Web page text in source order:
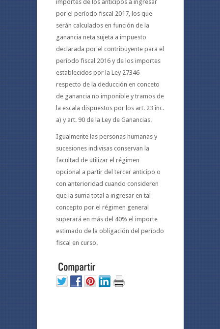
importes de los anticipos a ingresar
por el período fiscal 2017, los que
serán calculados en función de la
ganancia neta sujeta a impuesto
declarada por el contribuyente para el
período fiscal 2016 y de los importes
establecidos por la Ley 27346
respecto de la deducción en conceto
de ganancia no imponible y tramos de
la escala dispuestos por los art. 23 inc.
a) y art. 90 de la Ley de Ganancias.
Igualmente las personas humanas y
sucesiones indivisas conservan la
facultad de utilizar el régimen
opcional a partir del tercer anticipo o
con anterioridad cuando consideren
que la suma total a ingresar en tal
concepto por el régimen general
superará en más del 40% el importe
estimado de la obligación del período
fiscal en curso.